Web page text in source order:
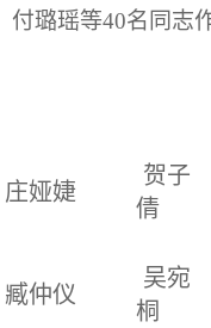
付璐瑶等40名同志
庄娅婕
贺子
倩
臧仲仪
吴宛
桐